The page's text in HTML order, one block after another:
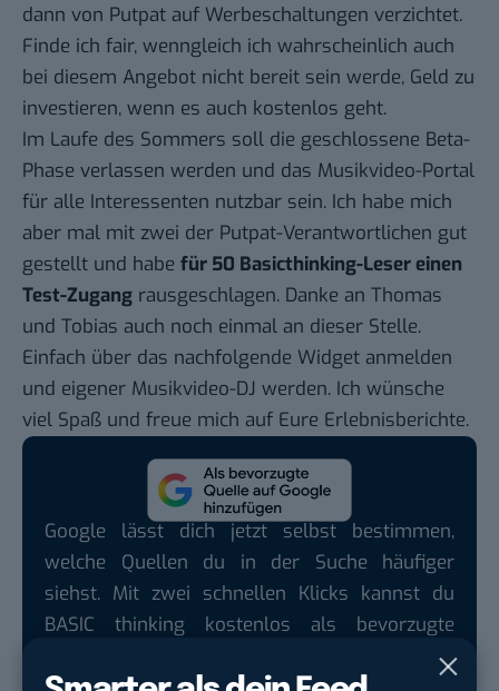
dann von Putpat auf Werbeschaltungen verzichtet.
Finde ich fair, wenngleich ich wahrscheinlich auch
bei diesem Angebot nicht bereit sein werde, Geld zu
investieren, wenn es auch kostenlos geht.
Im Laufe des Sommers soll die geschlossene Beta-
Phase verlassen werden und das Musikvideo-Portal
für alle Interessenten nutzbar sein. Ich habe mich
aber mal mit zwei der Putpat-Verantwortlichen gut
gestellt und habe für 50 Basicthinking-Leser einen
Test-Zugang rausgeschlagen. Danke an Thomas
und Tobias auch noch einmal an dieser Stelle.
Einfach über das nachfolgende Widget anmelden
und eigener Musikvideo-DJ werden. Ich wünsche
viel Spaß und freue mich auf Eure Erlebnisberichte.
Google lässt dich jetzt selbst bestimmen,
welche Quellen du in der Suche häufiger
siehst. Mit zwei schnellen Klicks kannst du
BASIC thinking kostenlos als bevorzugte
Quelle hinzufügen und damit unabhängigen